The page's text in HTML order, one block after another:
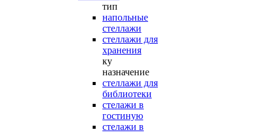
тип
напольные
стеллажи
стеллажи для
хранения
ку
назначение
стеллажи для
библиотеки
стелажи в
гостиную
стелажи в